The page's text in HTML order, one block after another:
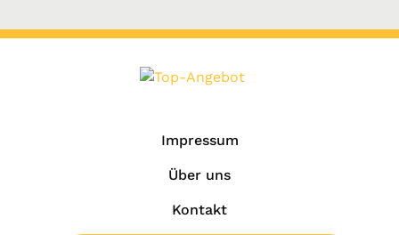
Impressum
Über uns
Kontakt